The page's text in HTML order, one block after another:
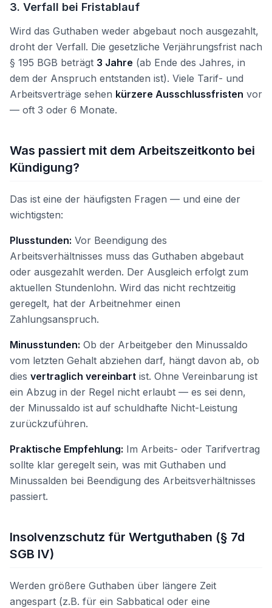
3. Verfall bei Fristablauf
Wird das Guthaben weder abgebaut noch ausgezahlt,
droht der Verfall. Die gesetzliche Verjährungsfrist nach
§ 195 BGB beträgt 3 Jahre (ab Ende des Jahres, in
dem der Anspruch entstanden ist). Viele Tarif- und
Arbeitsverträge sehen kürzere Ausschlussfristen vor
— oft 3 oder 6 Monate.
Was passiert mit dem Arbeitszeitkonto bei
Kündigung?
Das ist eine der häufigsten Fragen — und eine der
wichtigsten:
Plusstunden: Vor Beendigung des
Arbeitsverhältnisses muss das Guthaben abgebaut
oder ausgezahlt werden. Der Ausgleich erfolgt zum
aktuellen Stundenlohn. Wird das nicht rechtzeitig
geregelt, hat der Arbeitnehmer einen
Zahlungsanspruch.
Minusstunden: Ob der Arbeitgeber den Minussaldo
vom letzten Gehalt abziehen darf, hängt davon ab, ob
dies vertraglich vereinbart ist. Ohne Vereinbarung ist
ein Abzug in der Regel nicht erlaubt — es sei denn,
der Minussaldo ist auf schuldhafte Nicht-Leistung
zurückzuführen.
Praktische Empfehlung: Im Arbeits- oder Tarifvertrag
sollte klar geregelt sein, was mit Guthaben und
Minussalden bei Beendigung des Arbeitsverhältnisses
passiert.
Insolvenzschutz für Wertguthaben (§ 7d
SGB IV)
Werden größere Guthaben über längere Zeit
angespart (z.B. für ein Sabbatical oder eine